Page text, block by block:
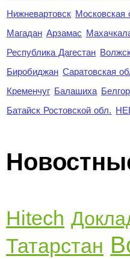
Нижневартовск Московская
Магадан Арзамас
Республика Дагестан
Биробиджан Саратовская
Кременчуг Балашиха
Батайск Ростовской обл.
Hitech
Татарстан